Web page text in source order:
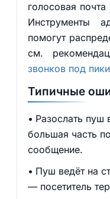
голосовая
Инструменты
помогут
см.
звонков под пики
Типичные
Разослать пуш
большая часть
сообщение.
Пуш ведёт на
— посетитель